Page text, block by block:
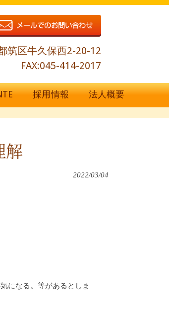
筑区牛久保西2-20-12
FAX:045-414-2017
採用情報 法人概要
解
2022/03/04
になる。等があるとしま